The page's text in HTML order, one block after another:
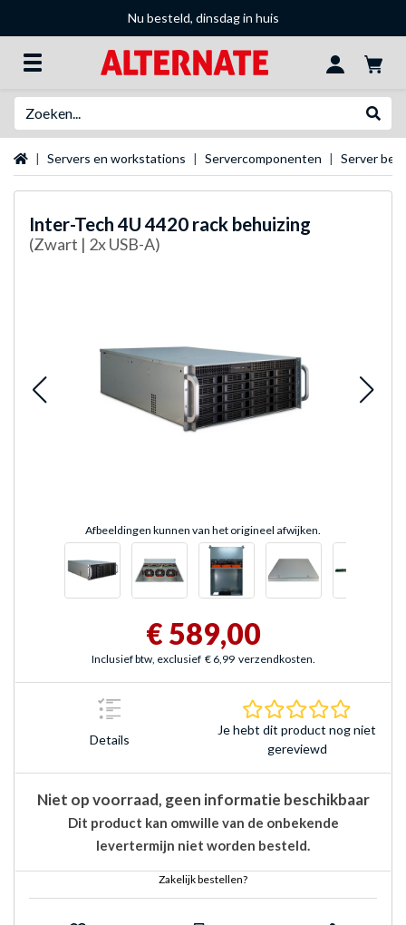
Nu besteld, dinsdag in huis
StartpaginaServers en workstations Servercomponenten Server
Inter-Tech 4U 4420 rack behuizing
(Zwart | 2x USB-A)
Afbeeldingen kunnen van het origineel afwijken.
€ 589,00
Inclusief btw, exclusief € 6,99 verzendkosten.
Details
Je hebt dit product nog niet
gereviewd
Niet op voorraad, geen informatie beschikbaar
Dit product kan omwille van de onbekende
levertermijn niet worden besteld.
Zakelijk bestellen?